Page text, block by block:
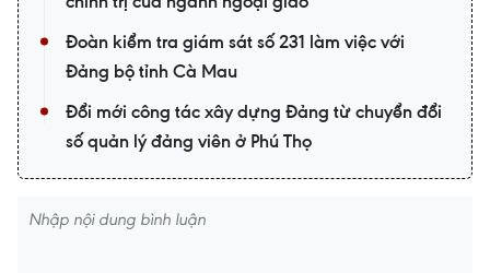
Đoàn kiểm tra giám sát số 231 làm việc với
Đảng bộ tỉnh Cà Mau
Đổi mới công tác xây dựng Đảng từ chuyển đổi
số quản lý đảng viên ở Phú Thọ